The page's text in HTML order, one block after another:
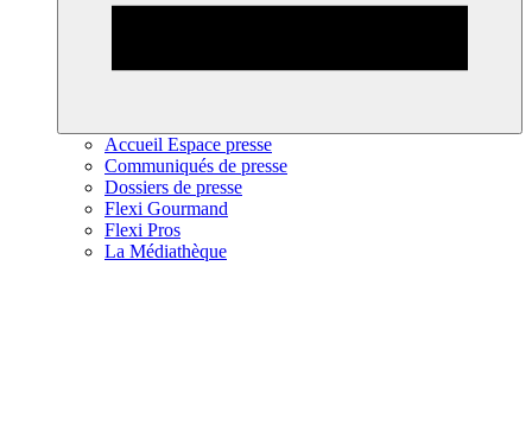
Accueil Espace presse
Communiqués de presse
Dossiers de presse
Flexi Gourmand
Flexi Pros
La Médiathèque